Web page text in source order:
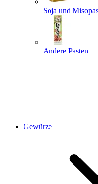
Soja und
Andere Pasten
Gewürze